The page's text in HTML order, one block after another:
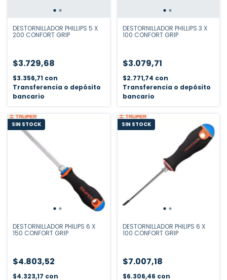
DESTORNILLADOR PHILLIPS 5 X
200 CONFORT GRIP
$3.729,68
$3.356,71 con
Transferencia o depósito
bancario
DESTORNILLADOR PHILLIPS 3 X
100 CONFORT GRIP
$3.079,71
$2.771,74 con
Transferencia o depósito
bancario
SIN STOCK
DESTORNILLADOR PHILIPS 6 X
150 CONFORT GRIP
$4.803,52
$4.323,17 con
SIN STOCK
DESTORNILLADOR PHILIPS 6 X
100 CONFORT GRIP
$7.007,18
$6.306,46 con